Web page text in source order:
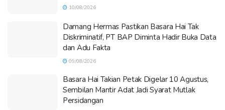
10/08/2026
Damang Hermas Pastikan Basara Hai Tak
Diskriminatif, PT BAP Diminta Hadir Buka Data
dan Adu Fakta
09/08/2026
Basara Hai Takian Petak Digelar 10 Agustus,
Sembilan Mantir Adat Jadi Syarat Mutlak
Persidangan